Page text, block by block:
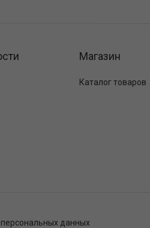
Магазин
Каталог товаров
данных